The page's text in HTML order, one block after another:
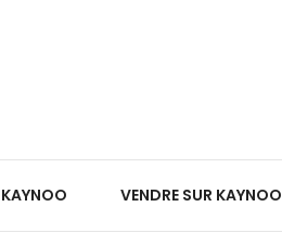
VENDRE SUR KAYNOO